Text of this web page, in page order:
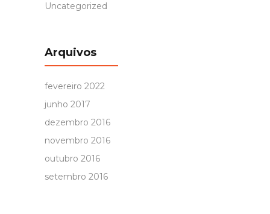
Uncategorized
Arquivos
fevereiro 2022
junho 2017
dezembro 2016
novembro 2016
outubro 2016
setembro 2016